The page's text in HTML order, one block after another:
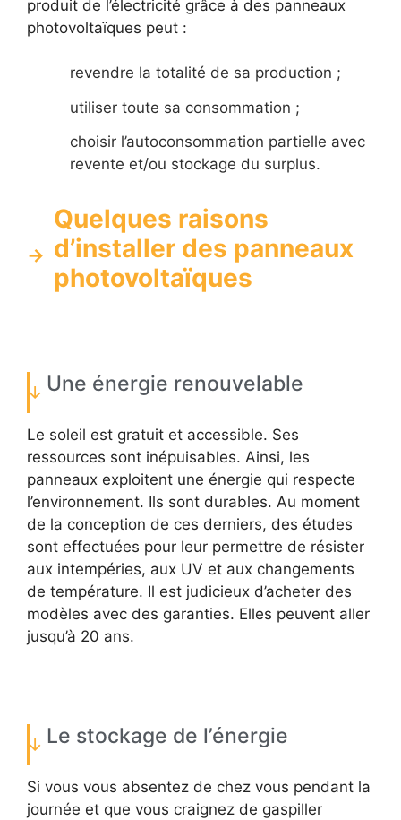
produit de l’électricité grâce à des panneaux
photovoltaïques peut :
revendre la totalité de sa production ;
utiliser toute sa consommation ;
choisir l’autoconsommation partielle avec
revente et/ou stockage du surplus.
Quelques raisons
d’installer des panneaux
photovoltaïques
Une énergie renouvelable
Le soleil est gratuit et accessible. Ses
ressources sont inépuisables. Ainsi, les
panneaux exploitent une énergie qui respecte
l’environnement. Ils sont durables. Au moment
de la conception de ces derniers, des études
sont effectuées pour leur permettre de résister
aux intempéries, aux UV et aux changements
de température. Il est judicieux d’acheter des
modèles avec des garanties. Elles peuvent aller
jusqu’à 20 ans.
Le stockage de l’énergie
Si vous vous absentez de chez vous pendant la
journée et que vous craignez de gaspiller